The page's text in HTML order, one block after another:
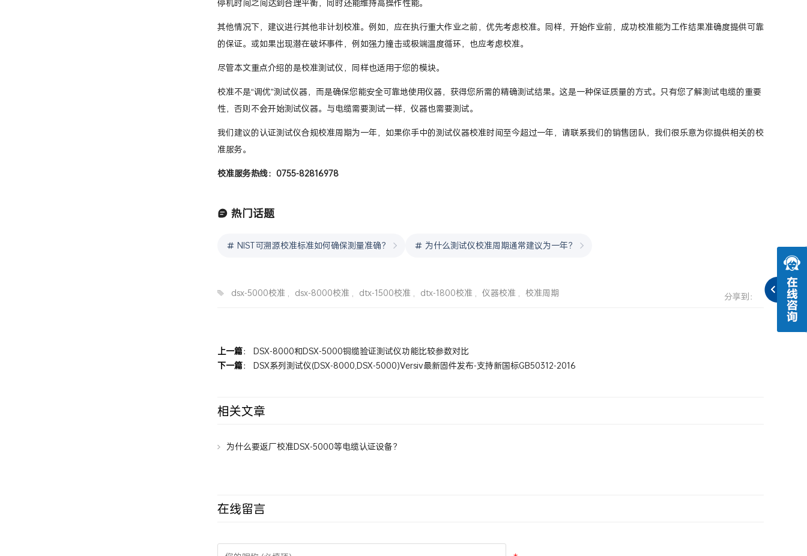
停机时间之间达到合理平衡，同时还能维持高操作性能。
其他情况下，建议进行其他非计划校准。例如，应在执行重大作业之前，优先考虑校准。同样，开始作业前，成功校准能为工作结果准确度提供可靠
的保证。或如果出现潜在破坏事件，例如强力撞击或极端温度循环，也应考虑校准。
尽管本文重点介绍的是校准测试仪，同样也适用于您的模块。
校准不是“调优”测试仪器，而是确保您能安全可靠地使用仪器，获得您所需的精确测试结果。这是一种保证质量的方式。只有您了解测试电缆的重要
性，否则不会开始测试仪器。与电缆需要测试一样，仪器也需要测试。
我们建议的认证测试仪合规校准周期为一年，如果你手中的测试仪器校准时间至今超过一年，请联系我们的销售团队，我们很乐意为你提供相关的校
准服务。
校准服务热线：0755-82816978
热门话题
NIST可溯源校准标准如何确保测量准确？ 为什么测试仪校准周期通常建议为一年？
dsx-5000校准 , dsx-8000校准 , dtx-1500校准 , dtx-1800校准 , 仪器校准 , 校准周期 分享到：
上一篇： DSX-8000和DSX-5000铜缆验证测试仪功能比较参数对比
下一篇： DSX系列测试仪(DSX-8000,DSX-5000)Versiv最新固件发布-支持新国标GB50312-2016
相关文章
为什么要返厂校准DSX-5000等电缆认证设备？
在线留言